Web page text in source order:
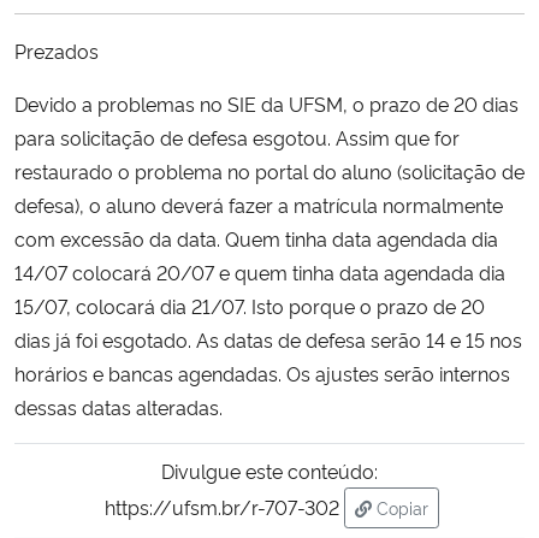
Ministério do Meio Ambiente
Ministério do Turismo
Ministério do Desenvolvimento Regional
Controladoria-Geral da União
Ministério da Mulher, da Família e dos Direitos Humanos
Secretaria-Geral
Gabinete de Segurança Institucional
Prezados
Devido a problemas no SIE da UFSM, o prazo de 20 dias
para solicitação de defesa esgotou. Assim que for
restaurado o problema no portal do aluno (solicitação de
defesa), o aluno deverá fazer a matrícula normalmente
com excessão da data. Quem tinha data agendada dia
14/07 colocará 20/07 e quem tinha data agendada dia
15/07, colocará dia 21/07. Isto porque o prazo de 20
dias já foi esgotado. As datas de defesa serão 14 e 15 nos
horários e bancas agendadas. Os ajustes serão internos
dessas datas alteradas.
Divulgue este conteúdo:
https://ufsm.br/r-707-302
Copiar